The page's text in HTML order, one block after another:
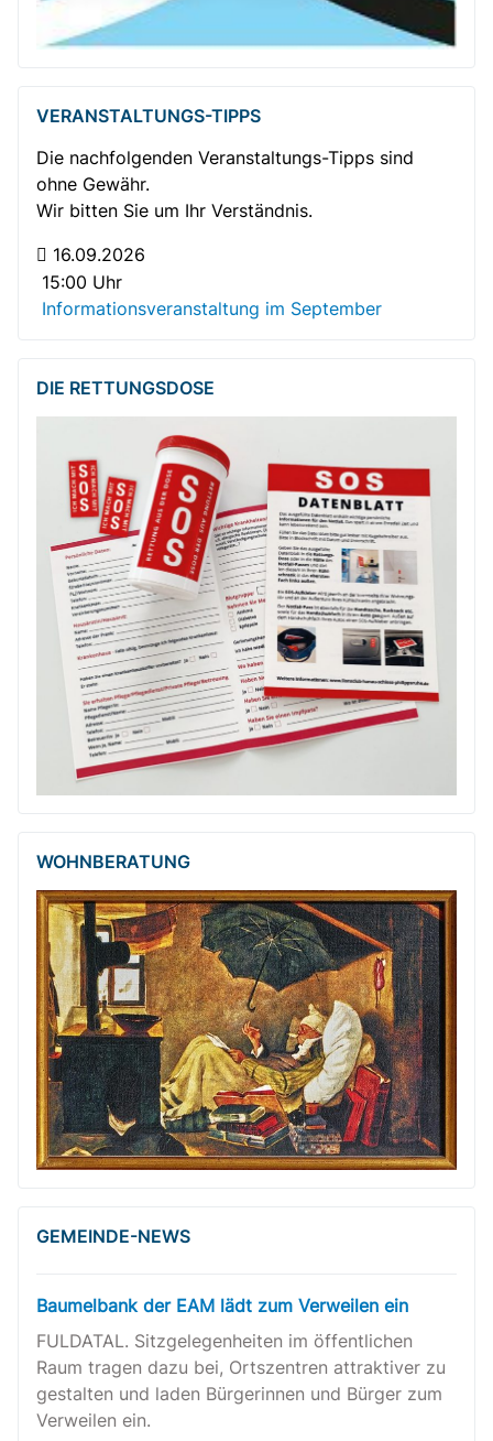
VERANSTALTUNGS-TIPPS
Die nachfolgenden Veranstaltungs-Tipps sind
ohne Gewähr.
Wir bitten Sie um Ihr Verständnis.
16.09.2026
15:00 Uhr
Informationsveranstaltung im September
DIE RETTUNGSDOSE
WOHNBERATUNG
GEMEINDE-NEWS
Baumelbank der EAM lädt zum Verweilen ein
FULDATAL. Sitzgelegenheiten im öffentlichen
Raum tragen dazu bei, Ortszentren attraktiver zu
gestalten und laden Bürgerinnen und Bürger zum
Verweilen ein.